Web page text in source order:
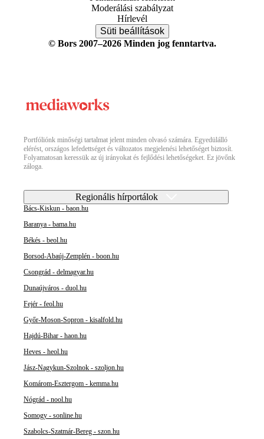
Moderálási szabályzat
Hírlevél
Süti beállítások
© Bors 2007–2026 Minden jog fenntartva.
Portfóliónk minőségi tartalmat jelent minden olvasó számára. Egyedülálló
elérést, országos lefedettséget és változatos megjelenési lehetőséget biztosít.
Folyamatosan keressük az új irányokat és fejlődési lehetőségeket. Ez jövőnk
záloga.
Regionális hírportálok
Bács-Kiskun - baon.hu
Baranya - bama.hu
Békés - beol.hu
Borsod-Abaúj-Zemplén - boon.hu
Csongrád - delmagyar.hu
Dunaújváros - duol.hu
Fejér - feol.hu
Győr-Moson-Sopron - kisalfold.hu
Hajdú-Bihar - haon.hu
Heves - heol.hu
Jász-Nagykun-Szolnok - szoljon.hu
Komárom-Esztergom - kemma.hu
Nógrád - nool.hu
Somogy - sonline.hu
Szabolcs-Szatmár-Bereg - szon.hu